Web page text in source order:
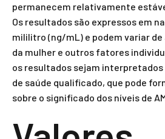
permanecem relativamente
Os resultados são expressos em
mililitro (ng/mL) e podem variar de
da mulher e outros fatores
os resultados sejam
de saúde qualificado, que pode
sobre o significado dos níveis de